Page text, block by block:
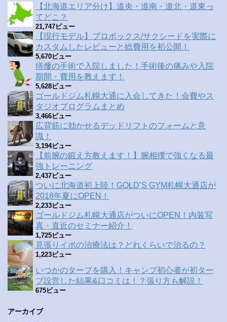
【北海道エリア分け】道央・道南・道北・道東っ
てどこ？
21,747ビュー
【現行モデル】プロボックス/サクシードを実際に
カスタムしたレビューと総費用を初公開！
5,670ビュー
痔瘻の手術で入院しました！手術後の痛みや入院
期間・費用を教えます！
5,628ビュー
ゴールドジム札幌大通に入会してきた！会費やス
タジオプログラムまとめ
3,466ビュー
広背筋に効かせるデッドリフトのフォームと意
識！
3,194ビュー
【前腕の鍛え方教えます！】腕相撲で強くなる最
強トレーニング
2,437ビュー
ついに北海道初上陸！GOLD’S GYM札幌大通店が
2018年夏にOPEN！
2,233ビュー
ゴールドジム札幌大通店がついにOPEN！内装写
真・直近のセミナー紹介！
1,725ビュー
見張りイボの治療法は？どれくらいで治るの？
1,223ビュー
いつかのタープを購入！キャンプ初心者が初ター
プ設営した結果&口コミは！？張り方も解説！
675ビュー
アーカイブ